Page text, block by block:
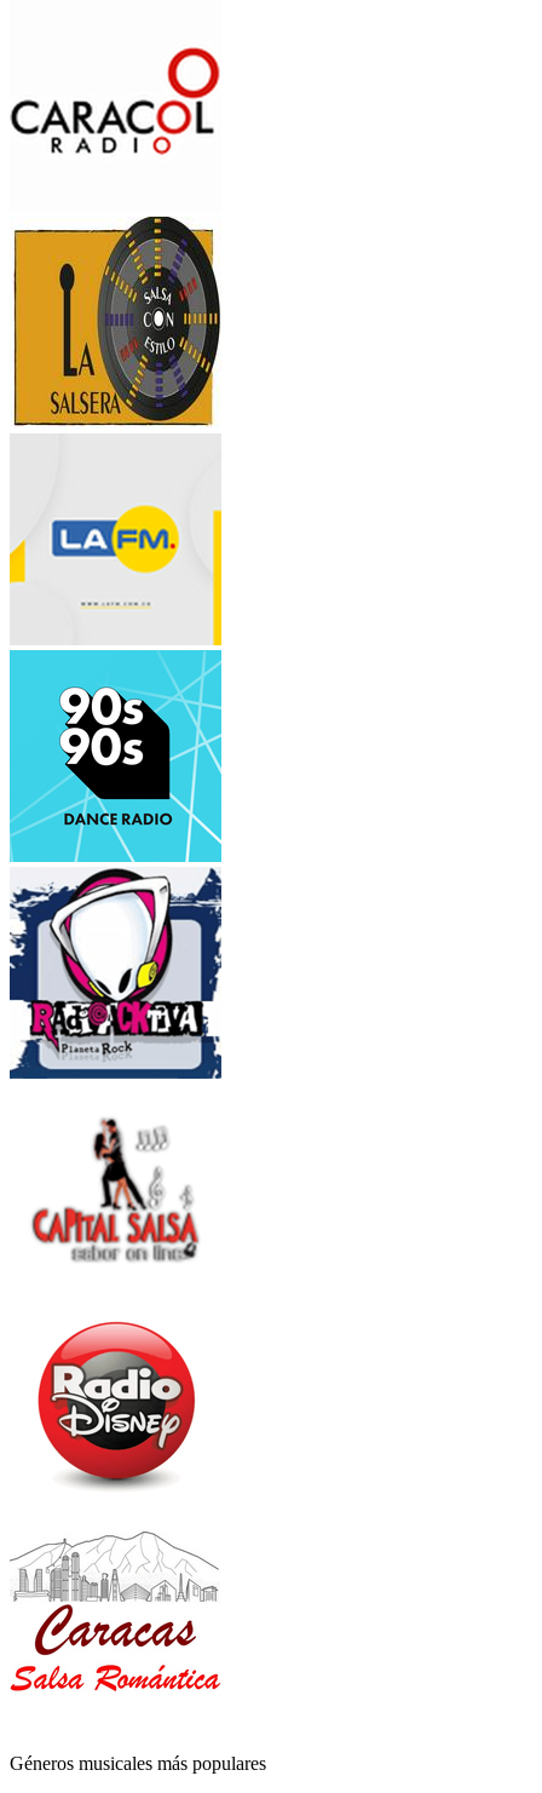
Géneros musicales más populares